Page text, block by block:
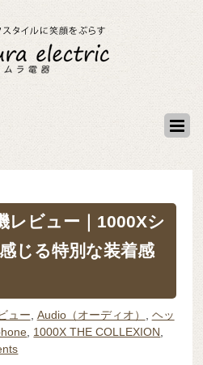
レビュー｜1000Xシ
じる特別な装着感
ュー Audio（オーディオ）
ヘッ
1000X THE COLLEXION